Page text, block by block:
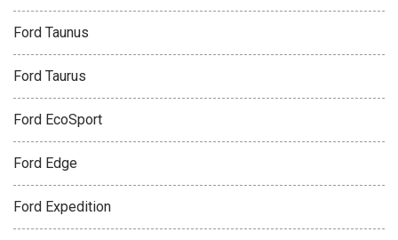
Ford Taunus
Ford Taurus
Ford EcoSport
Ford Edge
Ford Expedition